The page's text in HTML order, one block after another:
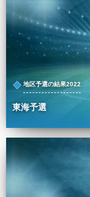
地区予選の結果2022
東海予選